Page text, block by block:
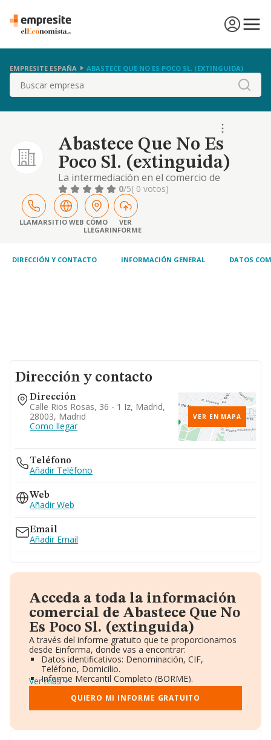
EMPRESITE ESPAÑA ABASTECE QUE NO ES POCO SL. (EXTINGUIDA)
Buscar
Abastece Que No Es
Poco Sl. (extinguida)
La intermediación en el comercio de
productos alimenticios y bebidas (cnae
4617). y otras actividades integrantes del
objeto serán:-. el comercio al por menor por
correspondencia o internet(cnae 4791). .
otras actividades de consultoría (cnae
actividades para cu
0/5( 0 votos)
LLAMARSITIO WEB CÓMO
LLEGAR
VER
INFORME
DIRECCIÓN Y CONTACTO INFORMACIÓN GENERAL DATOS
Dirección y contacto
Dirección
Calle Rios Rosas, 36 - 1 Iz, Madrid,
28003, Madrid
Como llegar
VER EN MAPA
Teléfono
Añadir Teléfono
Web
Añadir Web
Email
Añadir Email
Acceda a toda la información
comercial de Abastece Que No
Es Poco Sl. (extinguida)
A través del informe gratuito que te proporcionamos
desde Einforma, donde vas a encontrar:
Datos identificativos: Denominación, CIF,
Teléfono, Domicilio.
Informe Mercantil Completo (BORME).
Gráficos de Evolución Ventas y Empleados.
Consejo de Administración y Administradores.
Directivos y Ejecutivos.
Ver más
QUIERO MI INFORME GRATUITO